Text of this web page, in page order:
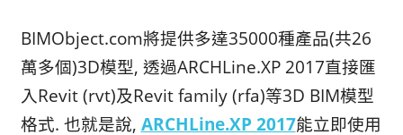
BIMObject.com將提供多達35000種產品(共26
萬多個)3D模型, 透過ARCHLine.XP 2017直接匯
入Revit (rvt)及Revit family (rfa)等3D BIM模型
格式. 也就是說, ARCHLine.XP 2017能立即使用